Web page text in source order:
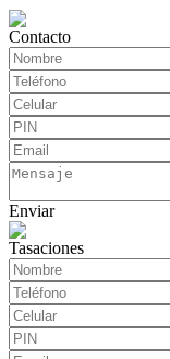
Contacto
Enviar
Tasaciones